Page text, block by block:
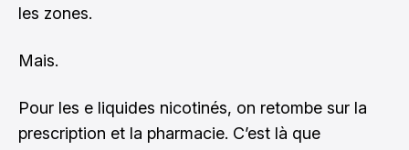
les zones.
Mais.
Pour les e liquides nicotinés, on retombe sur la
prescription et la pharmacie. C’est là que